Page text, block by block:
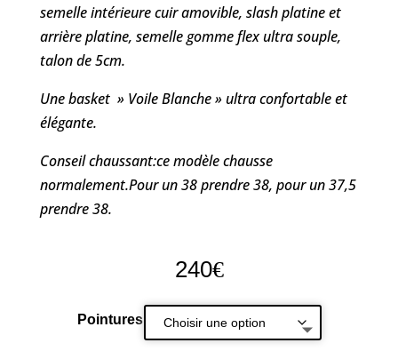
semelle intérieure cuir amovible, slash platine et
arrière platine, semelle gomme flex ultra souple,
talon de 5cm.
Une basket » Voile Blanche » ultra confortable et
élégante.
Conseil chaussant:ce modèle chausse
normalement.Pour un 38 prendre 38, pour un 37,5
prendre 38.
240€
Pointures